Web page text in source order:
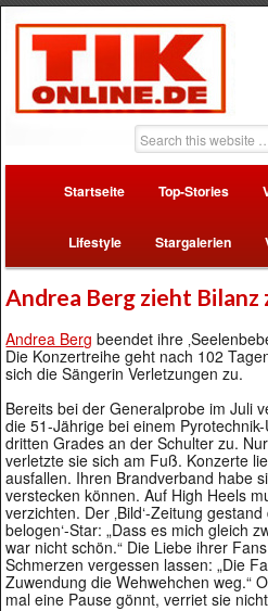
Startseite Top-Stories
Lifestyle Stargalerien
Andrea Berg zieht Bilanz
Andrea Berg beendet ihre
Die Konzertreihe geht nach 102
sich die Sängerin Verletzungen zu.
Bereits bei der Generalprobe im Juli
die 51-Jährige bei einem
dritten Grades an der Schulter zu.
verletzte sie sich am Fuß. Konzerte
ausfallen. Ihren Brandverband habe
verstecken können. Auf High Heels
verzichten. Der ‚Bild‘-Zeitung
belogen‘-Star: „Dass es mich gleich
war nicht schön.“ Die Liebe ihrer
Schmerzen vergessen lassen: „Die
Zuwendung die Wehwehchen weg.“
mal eine Pause gönnt, verriet sie